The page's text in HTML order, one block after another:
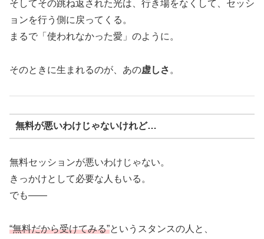
そしてその跳ね返された光は、行き場をなくして、セッシ
ョンを行う側に戻ってくる。
まるで「使われなかった愛」のように。
そのときに生まれるのが、あの虚しさ 。
無料が悪いわけじゃないけれど…
無料セッションが悪いわけじゃない。
きっかけとして必要な人もいる。
でも——
“無料だから受けてみる”というスタンスの人と、